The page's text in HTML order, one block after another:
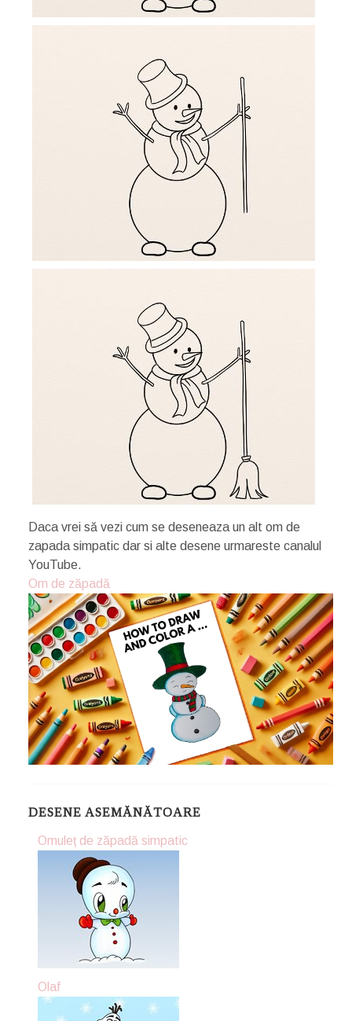
Daca vrei să vezi cum se deseneaza un alt om de
zapada simpatic dar si alte desene urmareste canalul
YouTube.
Om de zăpadă
DESENE ASEMĂNĂTOARE
Omuleț de zăpadă simpatic
Olaf